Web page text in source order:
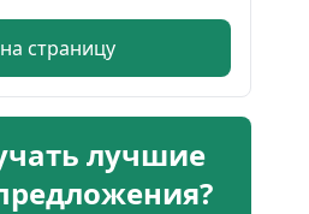
страницу
лучшие